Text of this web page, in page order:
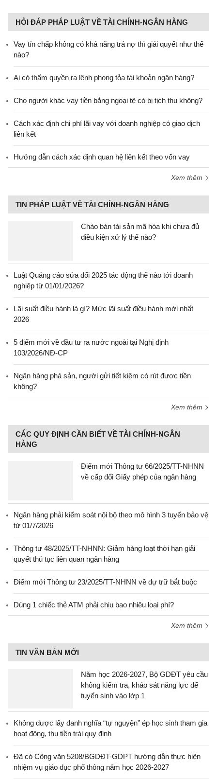
HỎI ĐÁP PHÁP LUẬT VỀ TÀI CHÍNH-NGÂN HÀNG
Vay tín chấp không có khả năng trả nợ thì giải quyết như thế
nào?
Ai có thẩm quyền ra lệnh phong tỏa tài khoản ngân hàng?
Cho người khác vay tiền bằng ngoại tệ có bị tịch thu không?
Cách xác định chi phí lãi vay với doanh nghiệp có giao dịch
liên kết
Hướng dẫn cách xác định quan hệ liên kết theo vốn vay
Xem thêm
TIN PHÁP LUẬT VỀ TÀI CHÍNH-NGÂN HÀNG
Chào bán tài sản mã hóa khi chưa đủ
điều kiện xử lý thế nào?
Luật Quảng cáo sửa đổi 2025 tác động thế nào tới doanh
nghiệp từ 01/01/2026?
Lãi suất điều hành là gì? Mức lãi suất điều hành mới nhất
2026
5 điểm mới về đầu tư ra nước ngoài tại Nghị định
103/2026/NĐ-CP
Ngân hàng phá sản, người gửi tiết kiệm có rút được tiền
không?
Xem thêm
CÁC QUY ĐỊNH CẦN BIẾT VỀ TÀI CHÍNH-NGÂN
HÀNG
Điểm mới Thông tư 66/2025/TT-NHNN
về cấp đổi Giấy phép của ngân hàng
Ngân hàng phải kiểm soát nội bộ theo mô hình 3 tuyến bảo vệ
từ 01/7/2026
Thông tư 48/2025/TT-NHNN: Giảm hàng loạt thời hạn giải
quyết thủ tục liên quan ngân hàng
Điểm mới Thông tư 23/2025/TT-NHNN về dự trữ bắt buộc
Dùng 1 chiếc thẻ ATM phải chịu bao nhiêu loại phí?
Xem thêm
TIN VĂN BẢN MỚI
Năm học 2026-2027, Bộ GDĐT yêu cầu
không kiểm tra, khảo sát năng lực để
tuyển sinh vào lớp 1
Không được lấy danh nghĩa “tự nguyện” ép học sinh tham gia
hoạt động, thu tiền trái quy định
Đã có Công văn 5208/BGDĐT-GDPT hướng dẫn thực hiện
nhiệm vụ giáo dục phổ thông năm học 2026-2027